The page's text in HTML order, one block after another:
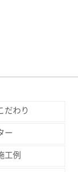
だわり
ー
工例